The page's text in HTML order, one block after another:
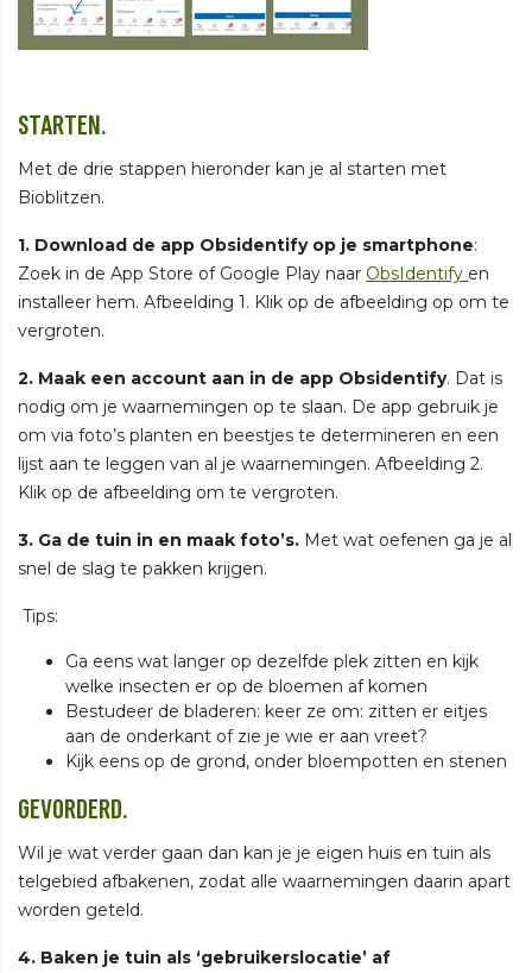
STARTEN.
Met de drie stappen hieronder kan je al starten met
Bioblitzen.
1. Download de app Obsidentify op je smartphone:
Zoek in de App Store of Google Play naar ObsIdentify en
installeer hem. Afbeelding 1. Klik op de afbeelding op om te
vergroten.
2. Maak een account aan in de app Obsidentify. Dat is
nodig om je waarnemingen op te slaan. De app gebruik je
om via foto’s planten en beestjes te determineren en een
lijst aan te leggen van al je waarnemingen. Afbeelding 2.
Klik op de afbeelding om te vergroten.
3. Ga de tuin in en maak foto’s. Met wat oefenen ga je al
snel de slag te pakken krijgen.
Tips:
Ga eens wat langer op dezelfde plek zitten en kijk
welke insecten er op de bloemen af komen
Bestudeer de bladeren: keer ze om: zitten er eitjes
aan de onderkant of zie je wie er aan vreet?
Kijk eens op de grond, onder bloempotten en stenen
GEVORDERD.
Wil je wat verder gaan dan kan je je eigen huis en tuin als
telgebied afbakenen, zodat alle waarnemingen daarin apart
worden geteld.
4. Baken je tuin als ‘gebruikerslocatie’ af